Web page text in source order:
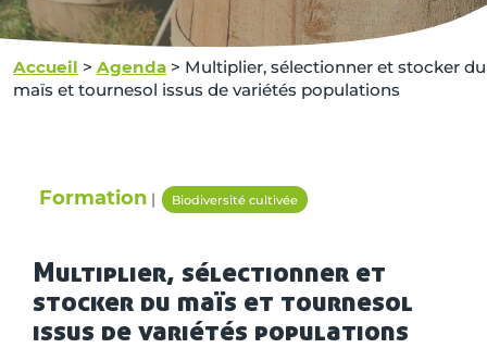
Accueil > Agenda > Multiplier, sélectionner et stocker du
maïs et tournesol issus de variétés populations
Formation | Biodiversité cultivée
Multiplier, sélectionner et
stocker du maïs et tournesol
issus de variétés populations